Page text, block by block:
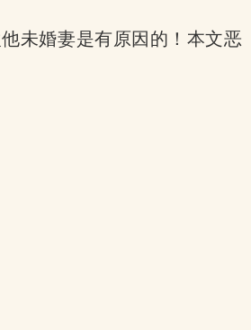
未婚妻是有原因的！本文恶